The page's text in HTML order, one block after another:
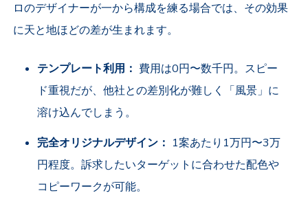
ロのデザイナーが一から構成を練る場合では、その効果
に天と地ほどの差が生まれます。
テンプレート利用： 費用は0円〜数千円。スピー
ド重視だが、他社との差別化が難しく「風景」に
溶け込んでしまう。
完全オリジナルデザイン： 1案あたり1万円〜3万
円程度。訴求したいターゲットに合わせた配色や
コピーワークが可能。